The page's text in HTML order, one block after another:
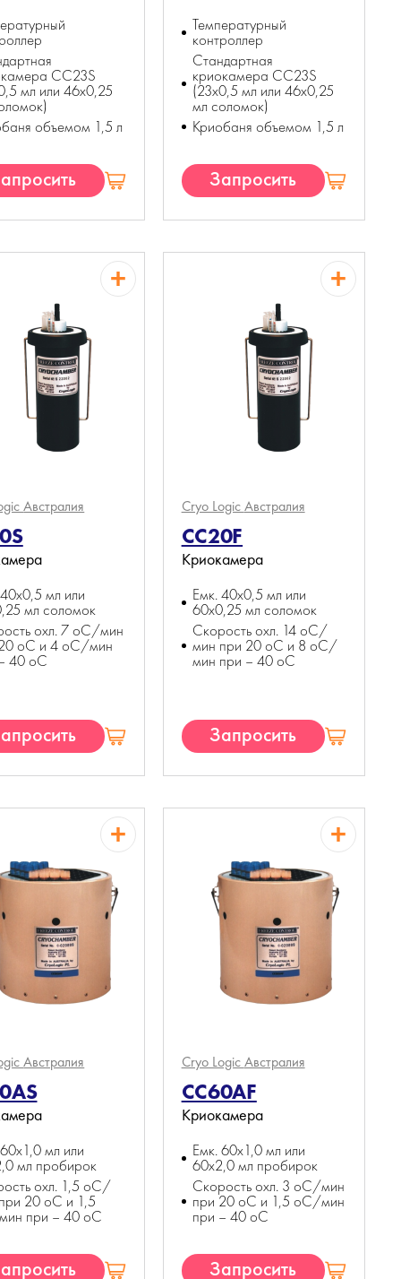
CC23S
мл или 46x0,25
объемом 1,5 л
Температурный
контроллер
Стандартная
криокамера CC23S
(23x0,5 мл или 46x0,25
мл соломок)
Криобаня объемом 1,5 л
Запросить
Австралия
мл или
мл соломок
охл. 7 оС/мин
оС и 4 оС/мин
40 оС
Cryo LogicАвстралия
CC20F
Криокамера
Емк. 40x0,5 мл или
60x0,25 мл соломок
Скорость охл. 14 оС/
мин при 20 оС и 8 оС/
мин при – 40 оС
Запросить
Австралия
мл или
мл пробирок
охл. 1,5 оС/
20 оС и 1,5
при – 40 оС
Cryo LogicАвстралия
CC60AF
Криокамера
Емк. 60x1,0 мл или
60x2,0 мл пробирок
Скорость охл. 3 оС/мин
при 20 оС и 1,5 оС/мин
при – 40 оС
Запросить